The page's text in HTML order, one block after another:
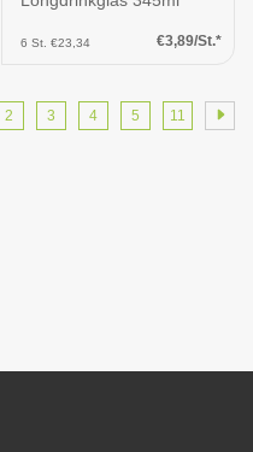
6 St. €23,34 €3,89/St.*
2 3 4 5 11